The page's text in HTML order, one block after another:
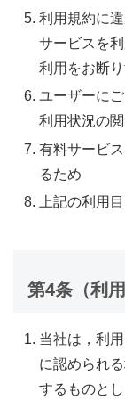
利用規約に
サービスを
利用をお断
ユーザーに
利用状況の
有料サービ
るため
上記の利用
第4条（利
当社は，利
に認められ
するものとし